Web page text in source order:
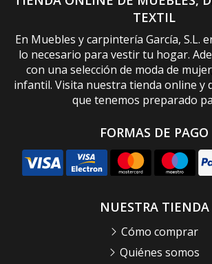
TEXTIL
En Muebles y carpintería García, S.L.
lo necesario para vestir tu hogar.
con una selección de moda de
infantil. Visita nuestra tienda online y
que tenemos preparado
FORMAS DE PAGO
NUESTRA TIENDA
Cómo comprar
Quiénes somos